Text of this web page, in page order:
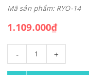
Mã sản phẩm: RYO-14
1.109.000₫
- +